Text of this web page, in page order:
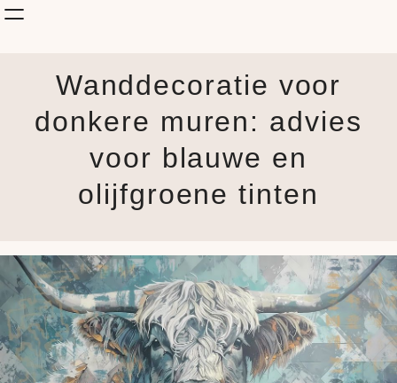
Onderwerp
Albums
Blog
How it is made
Wanddecoratie voor
donkere muren: advies
voor blauwe en
olijfgroene tinten